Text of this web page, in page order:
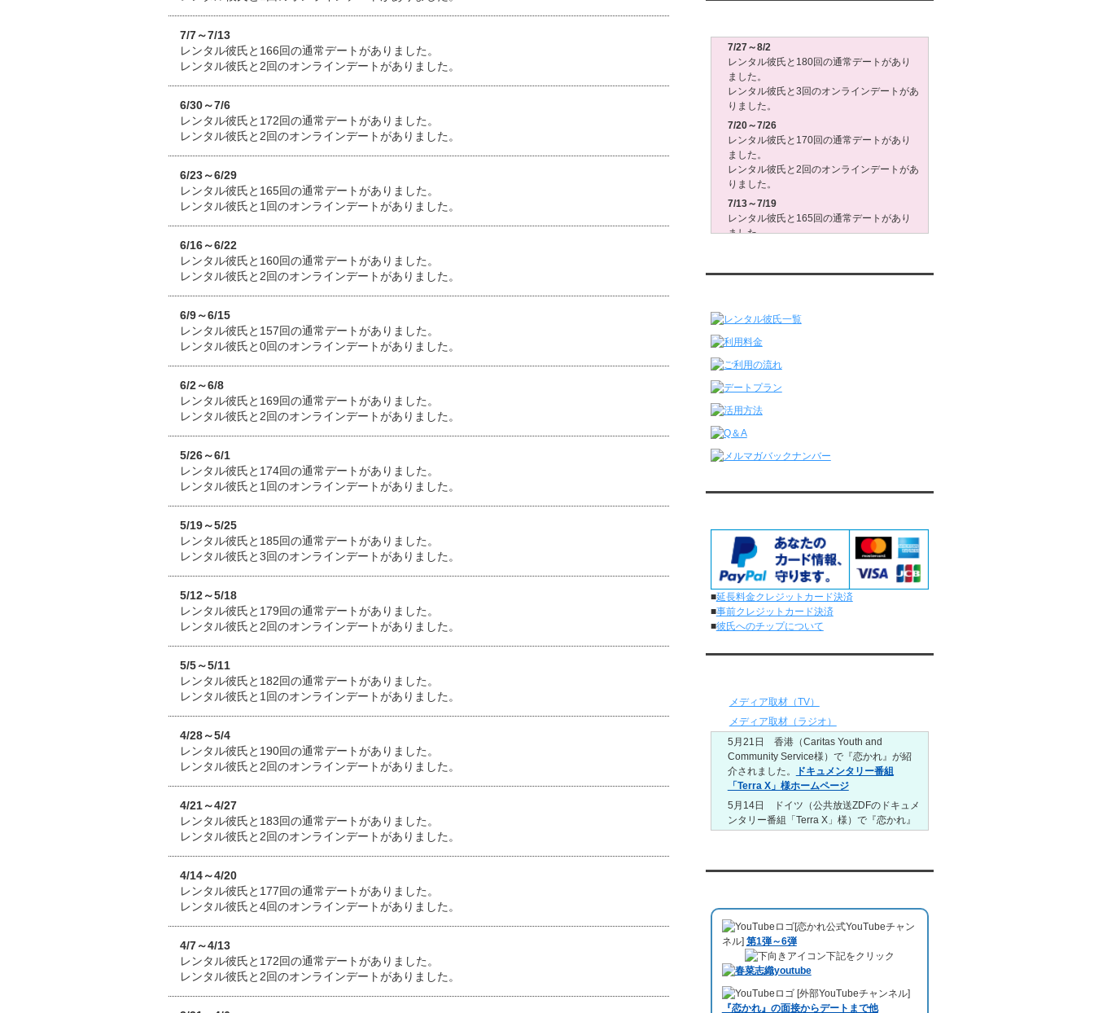
7/7～7/13
レンタル彼氏と166回の通常デートがありました。
レンタル彼氏と2回のオンラインデートがありました。
6/30～7/6
レンタル彼氏と172回の通常デートがありました。
レンタル彼氏と2回のオンラインデートがありました。
6/23～6/29
レンタル彼氏と165回の通常デートがありました。
レンタル彼氏と1回のオンラインデートがありました。
6/16～6/22
レンタル彼氏と160回の通常デートがありました。
レンタル彼氏と2回のオンラインデートがありました。
6/9～6/15
レンタル彼氏と157回の通常デートがありました。
レンタル彼氏と0回のオンラインデートがありました。
6/2～6/8
レンタル彼氏と169回の通常デートがありました。
レンタル彼氏と2回のオンラインデートがありました。
5/26～6/1
レンタル彼氏と174回の通常デートがありました。
レンタル彼氏と1回のオンラインデートがありました。
5/19～5/25
レンタル彼氏と185回の通常デートがありました。
レンタル彼氏と3回のオンラインデートがありました。
5/12～5/18
レンタル彼氏と179回の通常デートがありました。
レンタル彼氏と2回のオンラインデートがありました。
5/5～5/11
レンタル彼氏と182回の通常デートがありました。
レンタル彼氏と1回のオンラインデートがありました。
4/28～5/4
レンタル彼氏と190回の通常デートがありました。
レンタル彼氏と2回のオンラインデートがありました。
4/21～4/27
レンタル彼氏と183回の通常デートがありました。
レンタル彼氏と2回のオンラインデートがありました。
4/14～4/20
レンタル彼氏と177回の通常デートがありました。
レンタル彼氏と4回のオンラインデートがありました。
4/7～4/13
レンタル彼氏と172回の通常デートがありました。
レンタル彼氏と2回のオンラインデートがありました。
7/27～8/2
レンタル彼氏と180回の通常デートがあり
ました。
レンタル彼氏と3回のオンラインデートがあ
りました。
7/20～7/26
レンタル彼氏と170回の通常デートがあり
ました。
レンタル彼氏と2回のオンラインデートがあ
りました。
7/13～7/19
レンタル彼氏と165回の通常デートがあり
ました。
レンタル彼氏と2回のオンラインデートがあ
りました。
6/29～7/5
ました。
レンタル彼氏と3回のオンラインデートがあ
りました。
6/22～6/28
レンタル彼氏と181回の通常デートがあり
りました。
レンタル彼氏と188回の通常デートがあり
ました。
レンタル彼氏と4回のオンラインデートがあ
りました。
6/8～6/14
レンタル彼氏と161回の通常デートがあり
ました。
りました。
ました。
レンタル彼氏と2回のオンラインデートがあ
りました。
5/25～5/31
レンタル彼氏と172回の通常デートがあり
ました。
りました。
5/18～5/24
レンタル彼氏と1回のオンラインデートがあ
5/11～5/17
レンタル彼氏と164回の通常デートがあり
ました。
レンタル彼氏と2回のオンラインデートがあ
りました。
5/4～5/10
レンタル彼氏と151回の通常デートがあり
■延長料金クレジットカード決済
■事前クレジットカード決済
■彼氏へのチップについて
メディア取材（TV）
メディア取材（ラジオ）
5月21日 香港（Caritas Youth and
Community Service様）で『恋かれ』が紹
介されました。
ドキュメンタリー番組
「Terra X」様ホームページ
5月14日 ドイツ（公共放送ZDFのドキュメ
ンタリー番組「Terra X」様）で『恋かれ』
が紹介されました。Caritas Youth and
1月26日22:00から福岡のラジオ局・RKB毎
した。、【22時今夜の活！】（実際の音
声）のコーナーで福岡よしもとの服部さや
かさんの軽快な語り口調で、事務局児玉が
レンタル彼氏のエピソードなどを語りまし
た。
10月11日 ドイツ最大規模のテレビ局
「RTL」で レンタル彼氏が取材されまし
[恋かれ公式YouTubeチャン
ネル] 第1弾～6弾
下記をクリック
[外部YouTubeチャンネル]
『恋かれ』の面接からデートまで他